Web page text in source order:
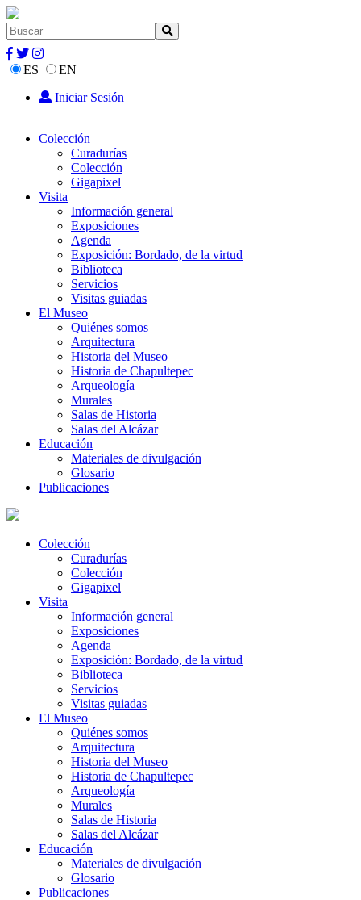
ES
EN
Iniciar Sesión
Colección
Curadurías
Colección
Gigapixel
Visita
Información general
Exposiciones
Agenda
Exposición: Bordado, de la virtud
Biblioteca
Servicios
Visitas guiadas
El Museo
Quiénes somos
Arquitectura
Historia del Museo
Historia de Chapultepec
Arqueología
Murales
Salas de Historia
Salas del Alcázar
Educación
Materiales de divulgación
Glosario
Publicaciones
Colección
Curadurías
Colección
Gigapixel
Visita
Información general
Exposiciones
Agenda
Exposición: Bordado, de la virtud
Biblioteca
Servicios
Visitas guiadas
El Museo
Quiénes somos
Arquitectura
Historia del Museo
Historia de Chapultepec
Arqueología
Murales
Salas de Historia
Salas del Alcázar
Educación
Materiales de divulgación
Glosario
Publicaciones